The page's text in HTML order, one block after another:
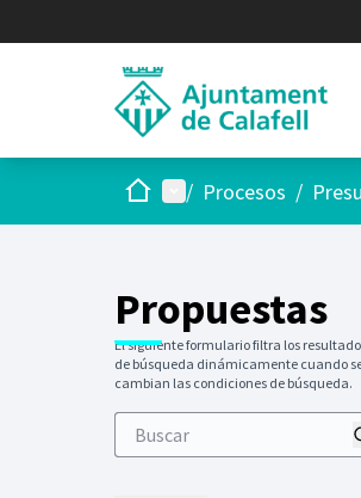
InicioMenú principal
/ Procesos /
Propuestas
El siguiente formulario filtra los
de búsqueda dinámicamente cuando
cambian las condiciones de búsqueda.